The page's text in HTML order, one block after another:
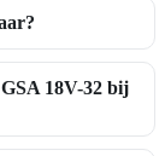
18V-32 bij